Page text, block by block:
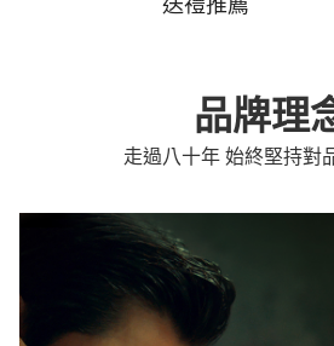
送禮推薦
品牌理
走過八十年 始終堅持對